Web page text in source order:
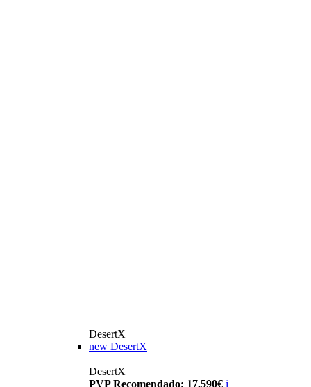
DesertX
new DesertX
DesertX
PVP Recomendado: 17.590€ i